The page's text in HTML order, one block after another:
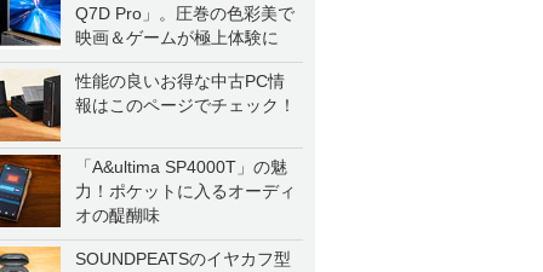
Q7D Pro」。圧巻の色彩美で
映画＆ゲームが極上体験に
性能の良いお得な中古PC情
報はこのページでチェック！
「A&ultima SP4000T」の魅
力！ポケットに入るオーディ
オの醍醐味
SOUNDPEATSのイヤカフ型